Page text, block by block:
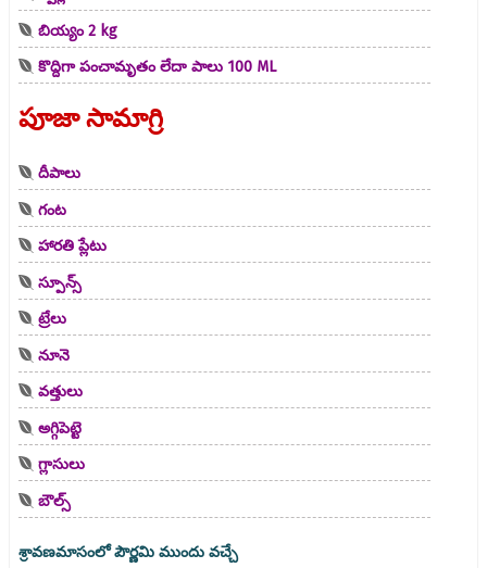
బియ్యం 2 kg
కొద్దిగా పంచామృతం లేదా పాలు 100 ML
పూజా సామాగ్రి
దీపాలు
గంట
హారతి ప్లేటు
స్పూన్స్
ట్రేలు
నూనె
వత్తులు
అగ్గిపెట్టె
గ్లాసులు
బౌల్స్
శ్రావణమాసంలో పౌర్ణమి ముందు వచ్చే